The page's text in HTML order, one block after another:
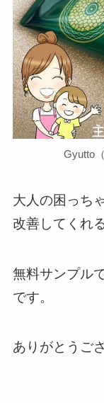
Gyutto
大人の困っち
改善してくれ
無料サンプル
です。
ありがとうご